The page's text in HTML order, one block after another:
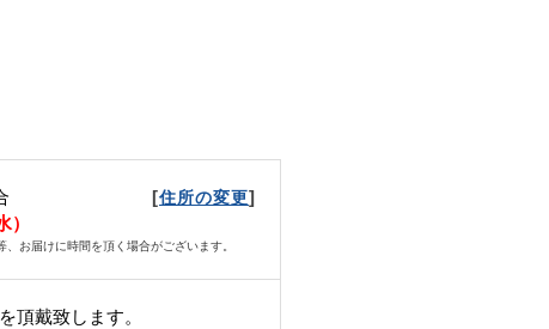
[住所の変更]
お届けに時間を頂く場合がございます。
を頂戴致します。